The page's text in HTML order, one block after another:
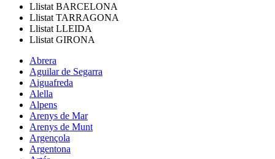
Llistat BARCELONA
Llistat TARRAGONA
Llistat LLEIDA
Llistat GIRONA
Abrera
Aguilar de Segarra
Aiguafreda
Alella
Alpens
Arenys de Mar
Arenys de Munt
Argençola
Argentona